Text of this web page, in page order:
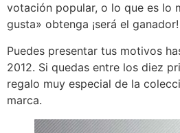
votación popular, o lo que es lo
gusta» obtenga ¡será el ganador!
Puedes presentar tus motivos
2012. Si quedas entre los diez
regalo muy especial de la
marca.